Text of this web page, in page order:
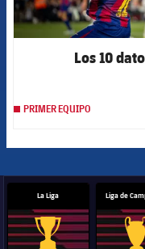
Los 10
PRIMER EQUIPO
La Liga Liga de